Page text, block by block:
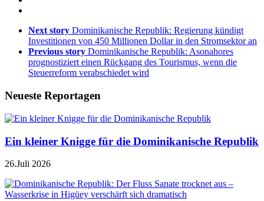
Next story Dominikanische Republik: Regierung kündigt
Investitionen von 450 Millionen Dollar in den Stromsektor an
Previous story Dominikanische Republik: Asonahores
prognostiziert einen Rückgang des Tourismus, wenn die
Steuerreform verabschiedet wird
Neueste Reportagen
Ein kleiner Knigge für die Dominikanische Republik
26.Juli 2026